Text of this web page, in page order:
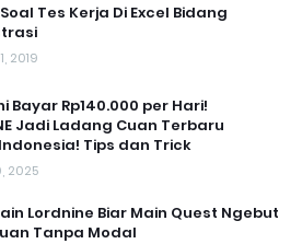
Tes Kerja Di Excel Bidang
2019
Bayar Rp140.000 per Hari!
Jadi Ladang Cuan Terbaru
Tips dan Trick
2025
Lordnine Biar Main Quest Ngebut
Tanpa Modal